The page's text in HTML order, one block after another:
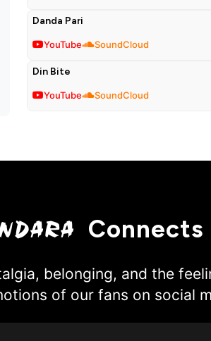
Danda Pari
YouTube SoundCloud
Din Bite
YouTube SoundCloud
Connects
belonging, and the
of our fans on social